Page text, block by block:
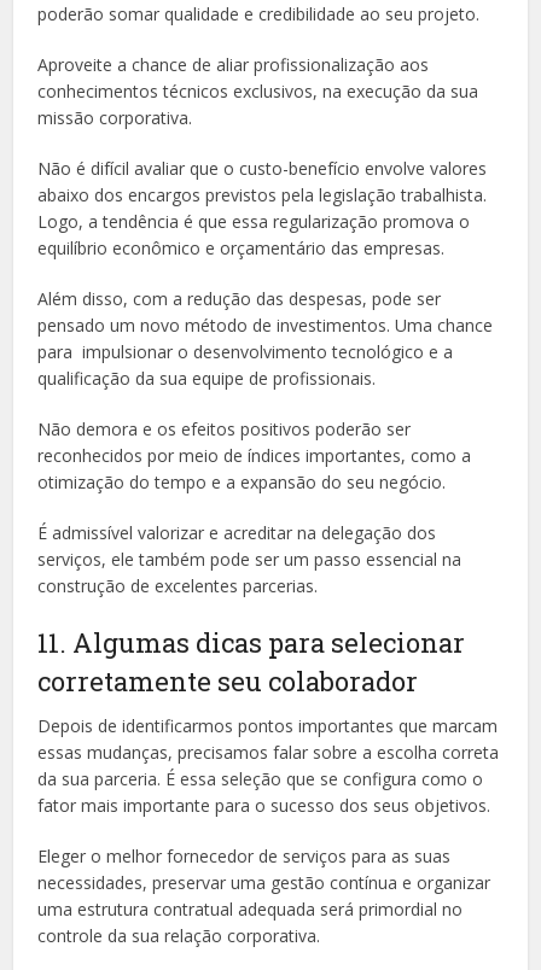
poderão somar qualidade e credibilidade ao seu projeto.
Aproveite a chance de aliar profissionalização aos
conhecimentos técnicos exclusivos, na execução da sua
missão corporativa.
Não é difícil avaliar que o custo-benefício envolve valores
abaixo dos encargos previstos pela legislação trabalhista.
Logo, a tendência é que essa regularização promova o
equilíbrio econômico e orçamentário das empresas.
Além disso, com a redução das despesas, pode ser
pensado um novo método de investimentos. Uma chance
para impulsionar o desenvolvimento tecnológico e a
qualificação da sua equipe de profissionais.
Não demora e os efeitos positivos poderão ser
reconhecidos por meio de índices importantes, como a
otimização do tempo e a expansão do seu negócio.
É admissível valorizar e acreditar na delegação dos
serviços, ele também pode ser um passo essencial na
construção de excelentes parcerias.
11. Algumas dicas para selecionar
corretamente seu colaborador
Depois de identificarmos pontos importantes que marcam
essas mudanças, precisamos falar sobre a escolha correta
da sua parceria. É essa seleção que se configura como o
fator mais importante para o sucesso dos seus objetivos.
Eleger o melhor fornecedor de serviços para as suas
necessidades, preservar uma gestão contínua e organizar
uma estrutura contratual adequada será primordial no
controle da sua relação corporativa.